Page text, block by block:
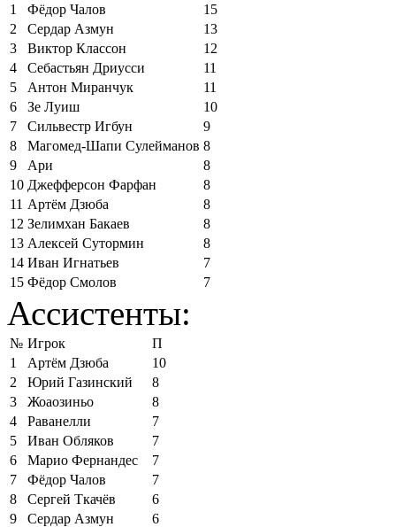
1
Фёдор Чалов
15
2
Сердар Азмун
13
3
Виктор Классон
12
4
Себастьян Дриусси
11
5
Антон Миранчук
11
6
Зе Луиш
10
7
Сильвестр Игбун
9
8
Магомед-Шапи Сулейманов 8
9
Ари
8
10 Джефферсон Фарфан
8
11 Артём Дзюба
8
12 Зелимхан Бакаев
8
13 Алексей Сутормин
8
14 Иван Игнатьев
7
15 Фёдор Смолов 7
Ассистенты:
№ Игрок
П
1
Артём Дзюба
10
2
Юрий Газинский
8
3
Жоаозиньо
8
4
Раванелли
7
5
Иван Обляков
7
6
Марио Фернандес
7
7
Фёдор Чалов
7
8
Сергей Ткачёв
6
9
Сердар Азмун
6